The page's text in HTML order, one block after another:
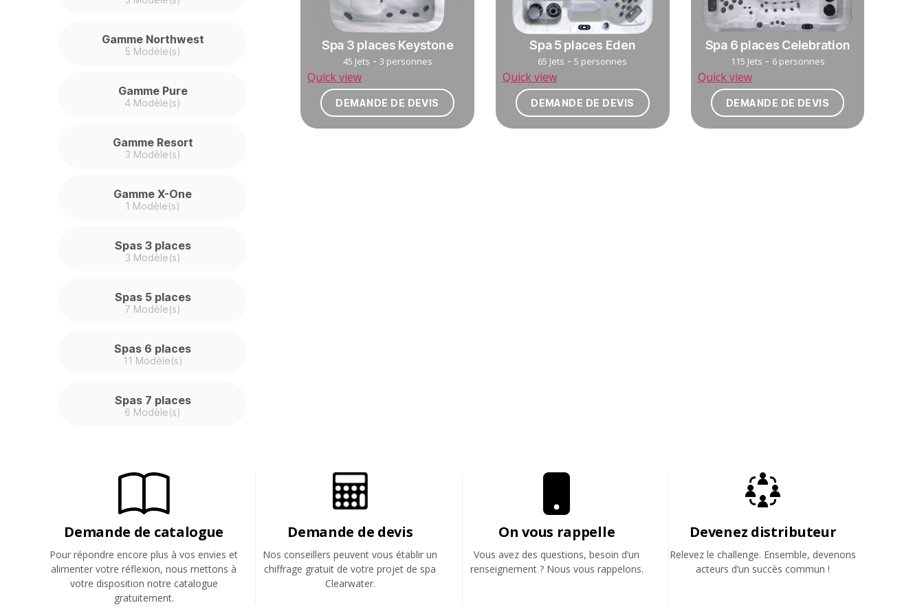
Spa 3 places Keystone
45 Jets - 3 personnes
Quick view
DEMANDE DE DEVIS
Spa 5 places Eden
65 Jets -5 personnes
Quick view
DEMANDE DE DEVIS
Spa 6 places Celebration
115 Jets - 6 personnes
Quick view
DEMANDE DE DEVIS
Gamme Northwest
5 Modèle(s)
Gamme Pure
4 Modèle(s)
Gamme Resort
3 Modèle(s)
Gamme X-One
1 Modèle(s)
Spas 3 places
3 Modèle(s)
Spas 5 places
7 Modèle(s)
Spas 6 places
11 Modèle(s)
Spas 7 places
6 Modèle(s)
Demande de catalogue
Pour répondre encore plus à vos envies et
alimenter votre réflexion, nous mettons à
votre disposition notre catalogue
gratuitement.
Demande de devis
Nos conseillers peuvent vous établir un
chiffrage gratuit de votre projet de spa
Clearwater.
On vous rappelle
Vous avez des questions, besoin d’un
renseignement ? Nous vous rappelons.
Devenez distributeur
Relevez le challenge. Ensemble, devenons
acteurs d’un succès commun !